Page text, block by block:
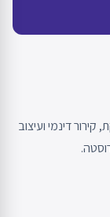
דינמי ועיצוב